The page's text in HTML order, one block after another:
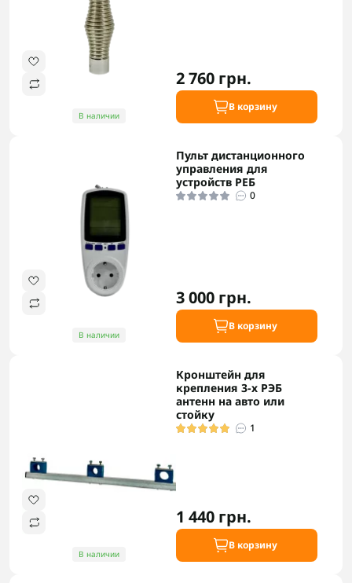
В наличии
2 760 грн.
В корзину
В наличии
Пульт дистанционного
управления для
устройств РЕБ
0
3 000 грн.
В корзину
В наличии
Кронштейн для
крепления 3-х РЭБ
антенн на авто или
стойку
1
1 440 грн.
В корзину